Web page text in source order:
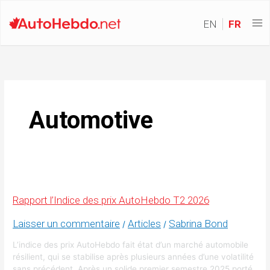
EN FR
Automotive
Rapport l’Indice des prix AutoHebdo T2 2026
Laisser un commentaire /Articles / Sabrina Bond
L’indice des prix AutoHebdo fait état d’un marché automobile
résilient, qui se stabilise après plusieurs années d’une volatilité